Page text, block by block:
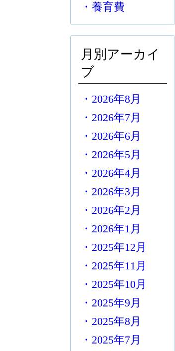
・養育費
月別アーカイ
ブ
・2026年8月
・2026年7月
・2026年6月
・2026年5月
・2026年4月
・2026年3月
・2026年2月
・2026年1月
・2025年12月
・2025年11月
・2025年10月
・2025年9月
・2025年8月
・2025年7月